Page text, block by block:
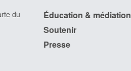
de Baellieur I Cornelis
Anvers 1607 - 1671
De Baets Ange
Evergem 1793 - Gand 1855
du
Éducation & médiation
Soutenir
Presse